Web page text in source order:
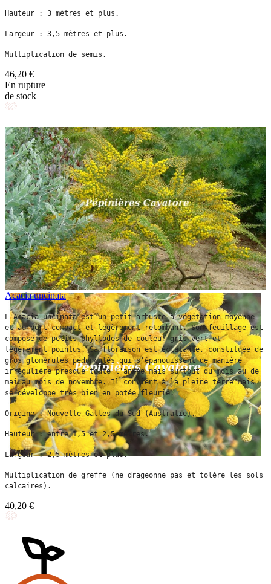
Hauteur : 3 mètres et plus.
Largeur : 3,5 mètres et plus.
Multiplication de semis.
46,20 €
En rupture
de stock
Acacia uncinata
L'Acacia uncinata est un petit arbuste à végétation moyenne
et au port compact et légèrement retombant. Son feuillage est
composé de petits phyllodes de couleur gris vert et
légèrement pointus. Sa floraison est éclatante, constituée de
gros glomérules pédonculés qui s'épanouissent de manière
irrégulière presque toute l'année mais surtout du mois au de
mai au mois de novembre. Il convient à la pleine terre mais
se développe très bien en potée fleurie.
Origine : Nouvelle-Galles du Sud (Australie).
Hauteur : entre 1,5 et 2,5 mètres.
Largeur : 2,5 mètres et plus.
Multiplication de greffe (ne drageonne pas et tolère les sols
calcaires).
40,20 €